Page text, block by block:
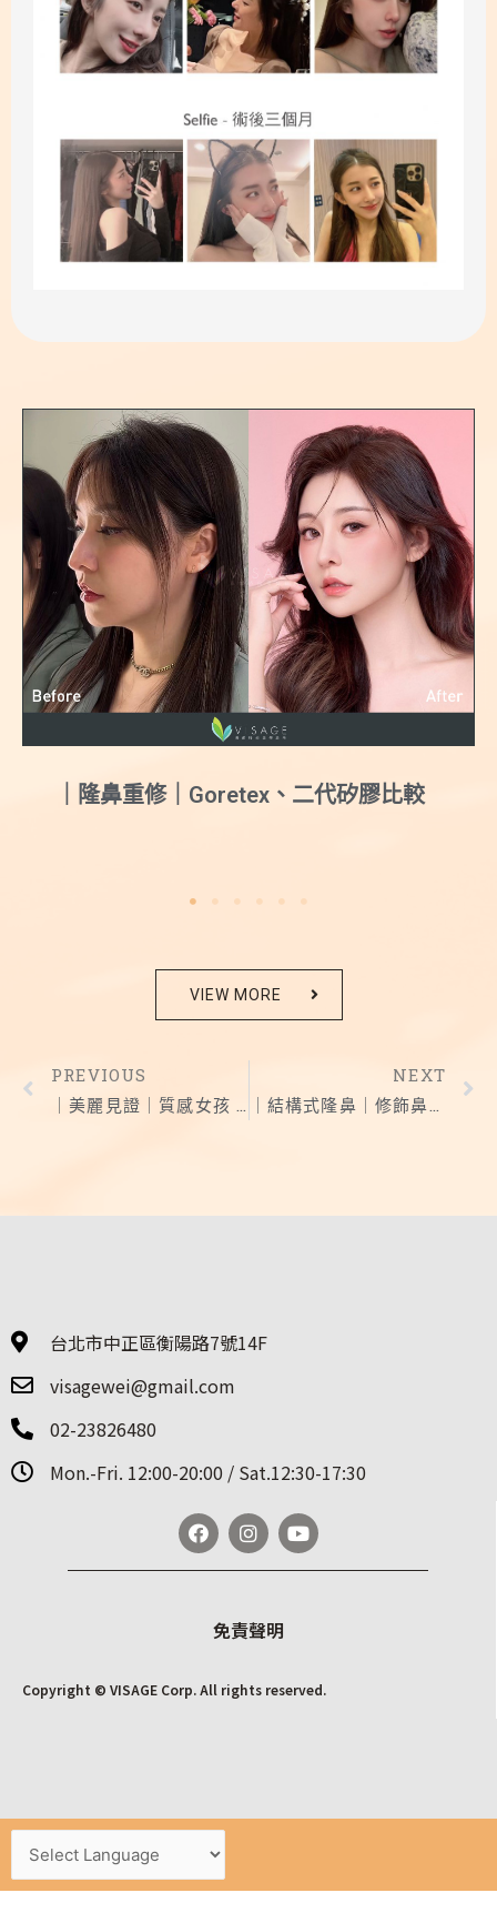
｜隆鼻重修｜Goretex、二代矽膠比較
VIEW MORE
PREVIOUS
NEXT
Copyright © VISAGE Corp. All rights reserved.
免責聲明
台北市中正區衡陽路7號14F
visagewei@gmail.com
02-23826480
Mon.-Fri. 12:00-20:00 / Sat.12:30-17:30